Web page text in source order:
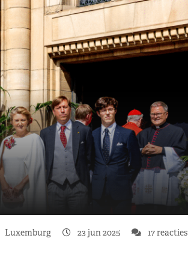
Luxemburg 23 jun 2025 17 reacties